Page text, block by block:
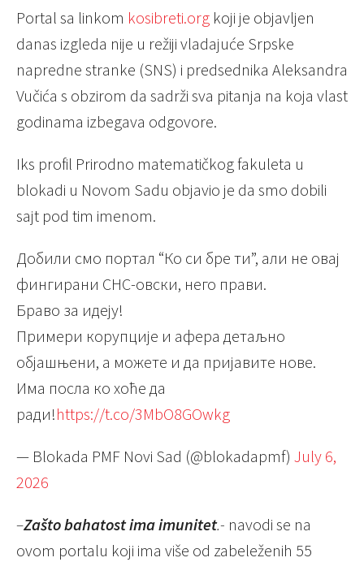
Portal sa linkom kosibreti.org koji je objavljen
danas izgleda nije u režiji vladajuće Srpske
napredne stranke (SNS) i predsednika Aleksandra
Vučića s obzirom da sadrži sva pitanja na koja vlast
godinama izbegava odgovore.
Iks profil Prirodno matematičkog fakuleta u
blokadi u Novom Sadu objavio je da smo dobili
sajt pod tim imenom.
Добили смо портал “Ко си бре ти”, али не овај
фингирани СНС-овски, него прави.
Браво за идеју!
Примери корупције и афера детаљно
објашњени, а можете и да пријавите нове.
Има посла ко хоће да
ради!https://t.co/3MbO8GOwkg
— Blokada PMF Novi Sad (@blokadapmf) July 6,
2026
–Zašto bahatost ima imunitet.- navodi se na
ovom portalu koji ima više od zabeleženih 55